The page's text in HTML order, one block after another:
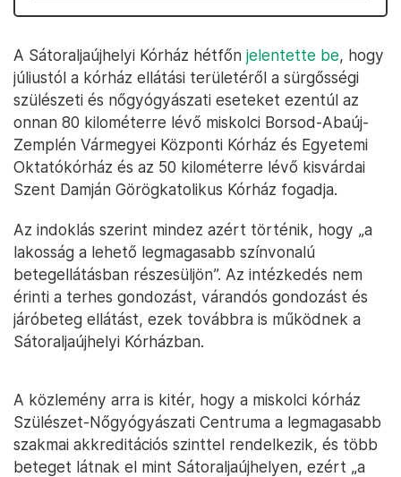
A Sátoraljaújhelyi Kórház hétfőn jelentette be, hogy
júliustól a kórház ellátási területéről a sürgősségi
szülészeti és nőgyógyászati eseteket ezentúl az
onnan 80 kilométerre lévő miskolci Borsod-Abaúj-
Zemplén Vármegyei Központi Kórház és Egyetemi
Oktatókórház és az 50 kilométerre lévő kisvárdai
Szent Damján Görögkatolikus Kórház fogadja.
Az indoklás szerint mindez azért történik, hogy „a
lakosság a lehető legmagasabb színvonalú
betegellátásban részesüljön”. Az intézkedés nem
érinti a terhes gondozást, várandós gondozást és
járóbeteg ellátást, ezek továbbra is működnek a
Sátoraljaújhelyi Kórházban.
A közlemény arra is kitér, hogy a miskolci kórház
Szülészet-Nőgyógyászati Centruma a legmagasabb
szakmai akkreditációs szinttel rendelkezik, és több
beteget látnak el mint Sátoraljaújhelyen, ezért „a